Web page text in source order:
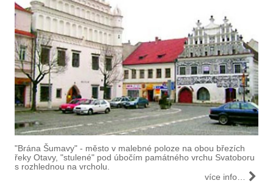
"Brána Šumavy" - město v malebné poloze na obou březích
řeky Otavy, "stulené" pod úbočím památného vrchu Svatoboru
s rozhlednou na vrcholu.
více info…